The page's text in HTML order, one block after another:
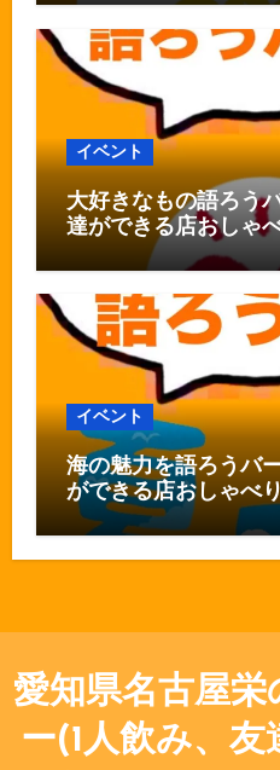
イベント
大好きなもの語ろう
達ができる店おしゃ
イベント
海の魅力を語ろうバ
ができる店おしゃべ
愛知県名古屋
ー(1人飲み、